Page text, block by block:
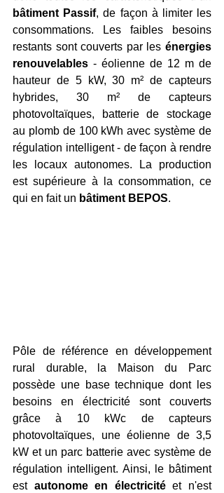
bâtiment Passif, de façon à limiter les
consommations. Les faibles besoins
restants sont couverts par les énergies
renouvelables - éolienne de 12 m de
hauteur de 5 kW, 30 m² de capteurs
hybrides, 30 m² de capteurs
photovoltaïques, batterie de stockage
au plomb de 100 kWh avec système de
régulation intelligent - de façon à rendre
les locaux autonomes. La production
est supérieure à la consommation, ce
qui en fait un bâtiment BEPOS.
Pôle de référence en développement
rural durable, la Maison du Parc
possède une base technique dont les
besoins en électricité sont couverts
grâce à 10 kWc de capteurs
photovoltaïques, une éolienne de 3,5
kW et un parc batterie avec système de
régulation intelligent. Ainsi, le bâtiment
est autonome en électricité et n'est